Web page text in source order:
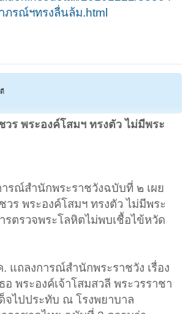
ภรณ์ฯทรงลื่นล้ม.html
วร พระองค์โสมฯ ทรงตัว ไม่มีพระ
ารณ์สำนักพระราชวังฉบับที่ ๒ เผย
วร พระองค์โสมฯ ทรงตัว ไม่มีพระ
รตรวจพระโลหิตไม่พบเชื้อไข้หวัด
แถลงการณ์สำนักพระราชวัง เรื่อง
อ พระองค์เจ้าโสมสวลี พระวรราชา
จไปประทับ ณ โรงพยาบาล